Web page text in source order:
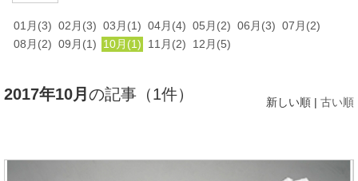
FAQ
048-477-7331 受付時間：平日8:30～17:30
01月(3) 02月(3) 03月(1) 04月(4) 05月(2) 06月(3) 07月(2)
08月(2) 09月(1) 10月(1) 11月(2) 12月(5)
2017年10月 の記事（1件） 新しい順 | 古い順